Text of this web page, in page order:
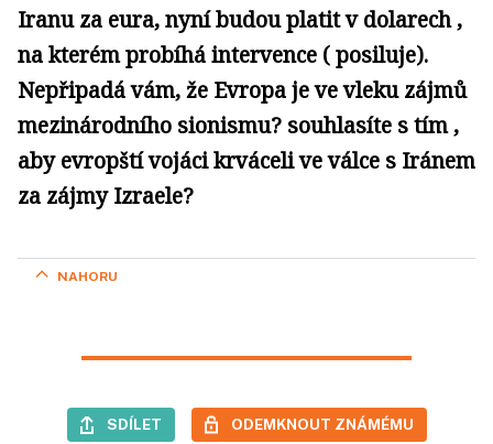
Iranu za eura, nyní budou platit v dolarech ,
na kterém probíhá intervence ( posiluje).
Nepřipadá vám, že Evropa je ve vleku zájmů
mezinárodního sionismu? souhlasíte s tím ,
aby evropští vojáci krváceli ve válce s Iránem
za zájmy Izraele?
NAHORU
SDÍLET ODEMKNOUT ZNÁMÉMU